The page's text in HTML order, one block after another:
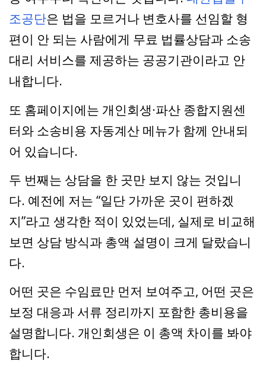
조공단은 법을 모르거나 변호사를 선임할 형
편이 안 되는 사람에게 무료 법률상담과 소송
대리 서비스를 제공하는 공공기관이라고 안
내합니다.
또 홈페이지에는 개인회생·파산 종합지원센
터와 소송비용 자동계산 메뉴가 함께 안내되
어 있습니다.
두 번째는 상담을 한 곳만 보지 않는 것입니
다. 예전에 저는 “일단 가까운 곳이 편하겠
지”라고 생각한 적이 있었는데, 실제로 비교해
보면 상담 방식과 총액 설명이 크게 달랐습니
다.
어떤 곳은 수임료만 먼저 보여주고, 어떤 곳은
보정 대응과 서류 정리까지 포함한 총비용을
설명합니다. 개인회생은 이 총액 차이를 봐야
합니다.